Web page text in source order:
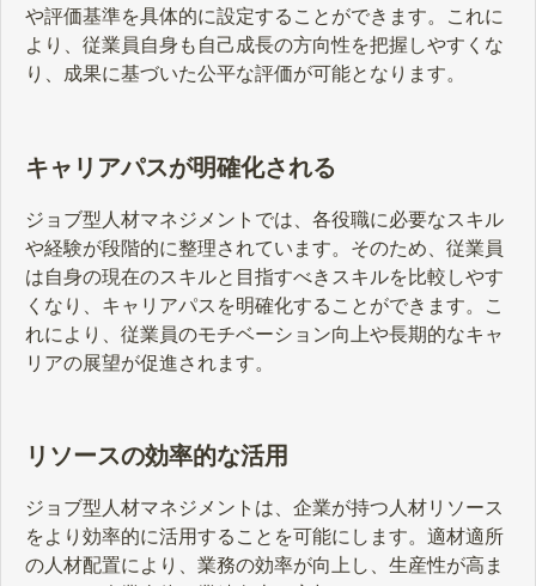
や評価基準を具体的に設定することができます。これに
より、従業員自身も自己成長の方向性を把握しやすくな
り、成果に基づいた公平な評価が可能となります。
キャリアパスが明確化される
ジョブ型人材マネジメントでは、各役職に必要なスキル
や経験が段階的に整理されています。そのため、従業員
は自身の現在のスキルと目指すべきスキルを比較しやす
くなり、キャリアパスを明確化することができます。こ
れにより、従業員のモチベーション向上や長期的なキャ
リアの展望が促進されます。
リソースの効率的な活用
ジョブ型人材マネジメントは、企業が持つ人材リソース
をより効率的に活用することを可能にします。適材適所
の人材配置により、業務の効率が向上し、生産性が高ま